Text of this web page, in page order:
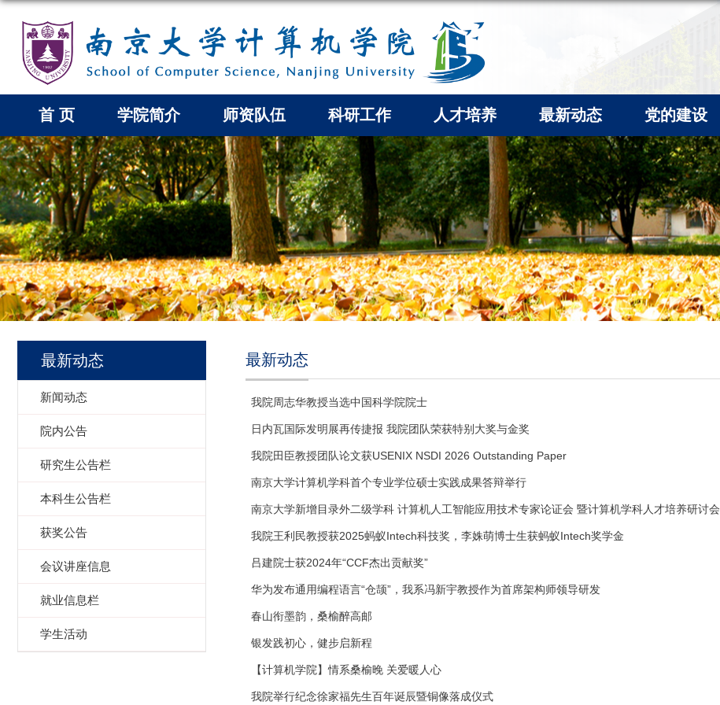
首 页 学院简介 师资队伍 科研工作 人才培养 最新动态 党的建设
最新动态
新闻动态
院内公告
研究生公告栏
本科生公告栏
获奖公告
会议讲座信息
就业信息栏
学生活动
最新动态
我院周志华教授当选中国科学院院士
日内瓦国际发明展再传捷报 我院团队荣获特别大奖与金奖
我院田臣教授团队论文获USENIX NSDI 2026 Outstanding Paper
南京大学计算机学科首个专业学位硕士实践成果答辩举行
南京大学新增目录外二级学科 计算机人工智能应用技术专家论证会 暨计算机学科人才培养研讨会
我院王利民教授获2025蚂蚁Intech科技奖，李姝萌博士生获蚂蚁Intech奖学金
吕建院士获2024年“CCF杰出贡献奖”
华为发布通用编程语言“仓颉”，我系冯新宇教授作为首席架构师领导研发
春山衔墨韵，桑榆醉高邮
银发践初心，健步启新程
【计算机学院】情系桑榆晚 关爱暖人心
我院举行纪念徐家福先生百年诞辰暨铜像落成仪式